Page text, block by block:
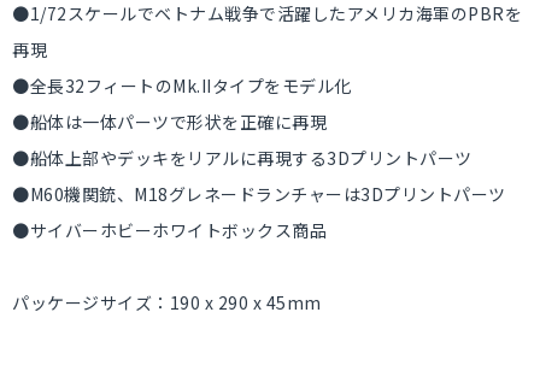
●1/72スケールでベトナム戦争で活躍したアメリカ海軍のPBRを
再現
●全長32フィートのMk.IIタイプをモデル化
●船体は一体パーツで形状を正確に再現
●船体上部やデッキをリアルに再現する3Dプリントパーツ
●M60機関銃、M18グレネードランチャーは3Dプリントパーツ
●サイバーホビーホワイトボックス商品
パッケージサイズ：190 x 290 x 45mm